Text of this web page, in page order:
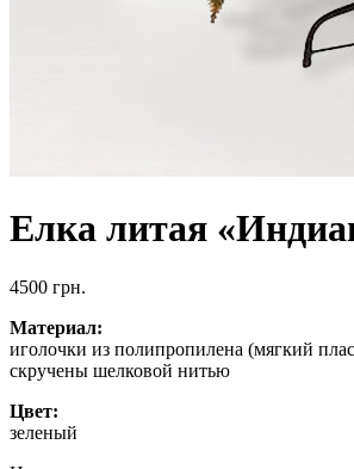
Елка литая
4500 грн.
Материал:
иголочки из полипропилена (мягкий
скручены шелковой нитью
Цвет:
зеленый